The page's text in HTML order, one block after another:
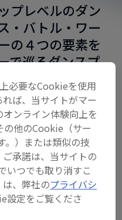
プレベルのダン
・バトル・ワー
の４つの要素を
で巡るダンスプ
Dance Tour
必要なCookieを使用
ば、当サイトがマー
ンライン体験向上を
の他のCookie（サー
。）または類似の技
承諾は、当サイトの
いつでも取り消すこ
、弊社のプライバシ
設定をご覧くださ